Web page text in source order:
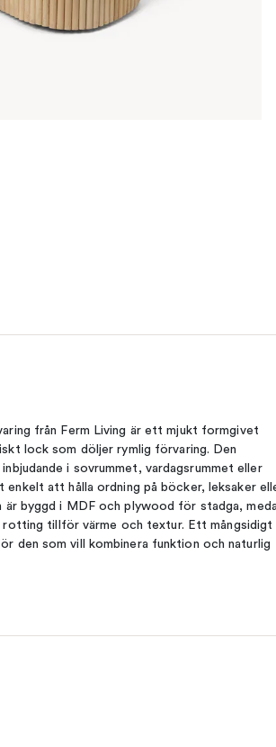
från Ferm Living är ett mjukt formgivet
lock som döljer rymlig förvaring. Den
i sovrummet, vardagsrummet eller
enkelt att hålla ordning på böcker, leksaker
är byggd i MDF och plywood för stadga,
rotting tillför värme och textur. Ett mångsidigt
den som vill kombinera funktion och naturlig